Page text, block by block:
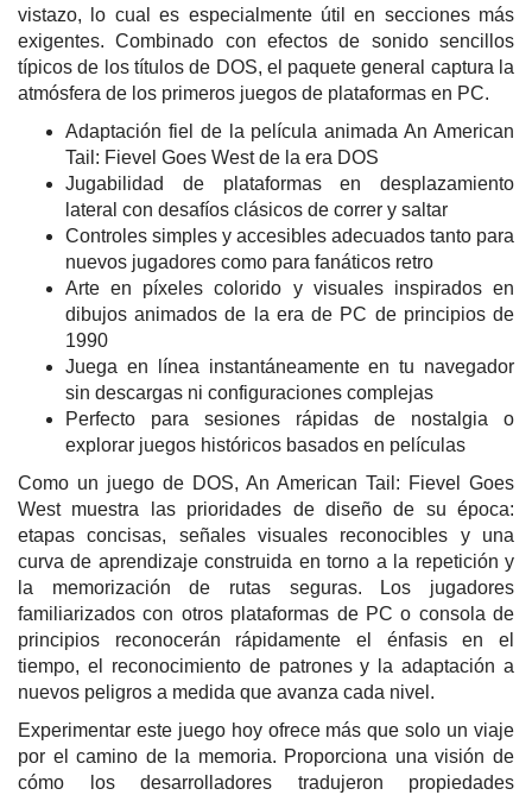
vistazo, lo cual es especialmente útil en secciones más
exigentes. Combinado con efectos de sonido sencillos
típicos de los títulos de DOS, el paquete general captura la
atmósfera de los primeros juegos de plataformas en PC.
Adaptación fiel de la película animada An American
Tail: Fievel Goes West de la era DOS
Jugabilidad de plataformas en desplazamiento
lateral con desafíos clásicos de correr y saltar
Controles simples y accesibles adecuados tanto para
nuevos jugadores como para fanáticos retro
Arte en píxeles colorido y visuales inspirados en
dibujos animados de la era de PC de principios de
1990
Juega en línea instantáneamente en tu navegador
sin descargas ni configuraciones complejas
Perfecto para sesiones rápidas de nostalgia o
explorar juegos históricos basados en películas
Como un juego de DOS, An American Tail: Fievel Goes
West muestra las prioridades de diseño de su época:
etapas concisas, señales visuales reconocibles y una
curva de aprendizaje construida en torno a la repetición y
la memorización de rutas seguras. Los jugadores
familiarizados con otros plataformas de PC o consola de
principios reconocerán rápidamente el énfasis en el
tiempo, el reconocimiento de patrones y la adaptación a
nuevos peligros a medida que avanza cada nivel.
Experimentar este juego hoy ofrece más que solo un viaje
por el camino de la memoria. Proporciona una visión de
cómo los desarrolladores tradujeron propiedades